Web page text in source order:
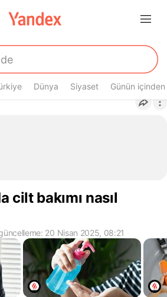
Dünya Siyaset Günün içinden
cilt bakımı nasıl
20 Nisan 2025, 08:21